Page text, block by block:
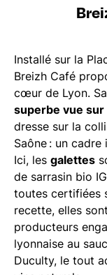
Installé sur la
Breizh Café
cœur de Lyon. Sa
superbe vue sur
dresse sur la
Saône : un
Ici, les galettes
de sarrasin bio
toutes certifiées
recette, elles
producteurs
lyonnaise au
Duculty, le tout